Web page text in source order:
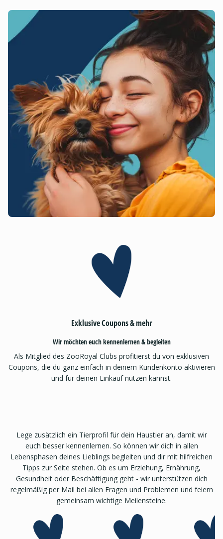
Exklusive Coupons & mehr
Wir möchten euch kennenlernen & begleiten
Als Mitglied des ZooRoyal Clubs profitierst du von exklusiven
Coupons, die du ganz einfach in deinem Kundenkonto aktivieren
und für deinen Einkauf nutzen kannst.
Lege zusätzlich ein Tierprofil für dein Haustier an, damit wir
euch besser kennenlernen. So können wir dich in allen
Lebensphasen deines Lieblings begleiten und dir mit hilfreichen
Tipps zur Seite stehen. Ob es um Erziehung, Ernährung,
Gesundheit oder Beschäftigung geht - wir unterstützen dich
regelmäßig per Mail bei allen Fragen und Problemen und feiern
gemeinsam wichtige Meilensteine.